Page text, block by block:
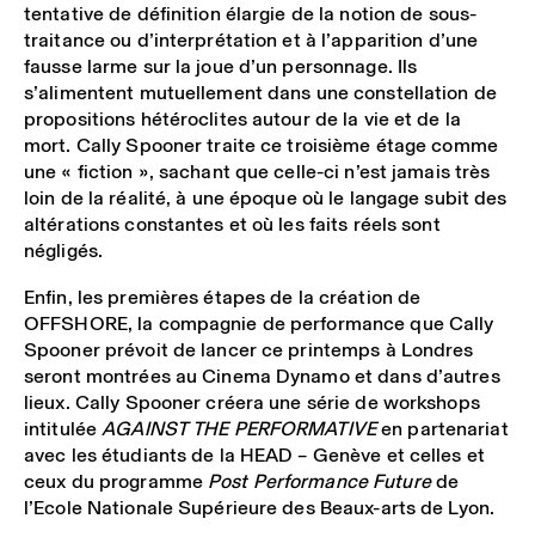
tentative de définition élargie de la notion de sous-
traitance ou d’interprétation et à l’apparition d’une
fausse larme sur la joue d’un personnage. Ils
s’alimentent mutuellement dans une constellation de
propositions hétéroclites autour de la vie et de la
mort. Cally Spooner traite ce troisième étage comme
une « fiction », sachant que celle-ci n’est jamais très
loin de la réalité, à une époque où le langage subit des
altérations constantes et où les faits réels sont
négligés.
Enfin, les premières étapes de la création de
OFFSHORE, la compagnie de performance que Cally
Spooner prévoit de lancer ce printemps à Londres
seront montrées au Cinema Dynamo et dans d’autres
lieux. Cally Spooner créera une série de workshops
intituléeAGAINST THE PERFORMATIVEen partenariat
avec les étudiants de la HEAD – Genève et celles et
ceux du programme Post Performance Futurede
l’Ecole Nationale Supérieure des Beaux-arts de Lyon.